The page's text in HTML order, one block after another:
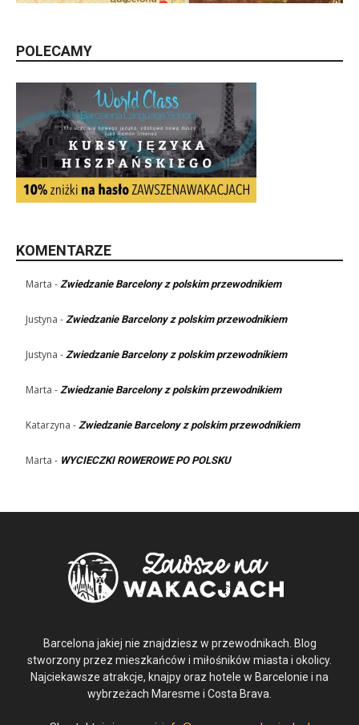
POLECAMY
KOMENTARZE
Marta - Zwiedzanie Barcelony z polskim przewodnikiem
Justyna - Zwiedzanie Barcelony z polskim przewodnikiem
Justyna - Zwiedzanie Barcelony z polskim przewodnikiem
Marta - Zwiedzanie Barcelony z polskim przewodnikiem
Katarzyna - Zwiedzanie Barcelony z polskim przewodnikiem
Marta - WYCIECZKI ROWEROWE PO POLSKU
Barcelona jakiej nie znajdziesz w przewodnikach. Blog
stworzony przez mieszkańców i miłośników miasta i okolicy.
Najciekawsze atrakcje, knajpy oraz hotele w Barcelonie i na
wybrzeżach Maresme i Costa Brava.